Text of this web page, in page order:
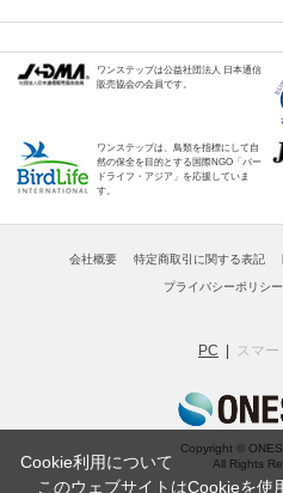
ワンステップは公益社団法人 日本通信
販売協会の会員です。
ワンステップは、鳥類を指標にして自
然の保全を目的とする国際NGO「バー
ドライフ・アジア」を応援していま
す。
会社概要 特定商取引に関する表記
プライバシーポリシー
PC スマ
Copyright ©
All Rights
Cookie利用について
このウェブサイトはCookieを使